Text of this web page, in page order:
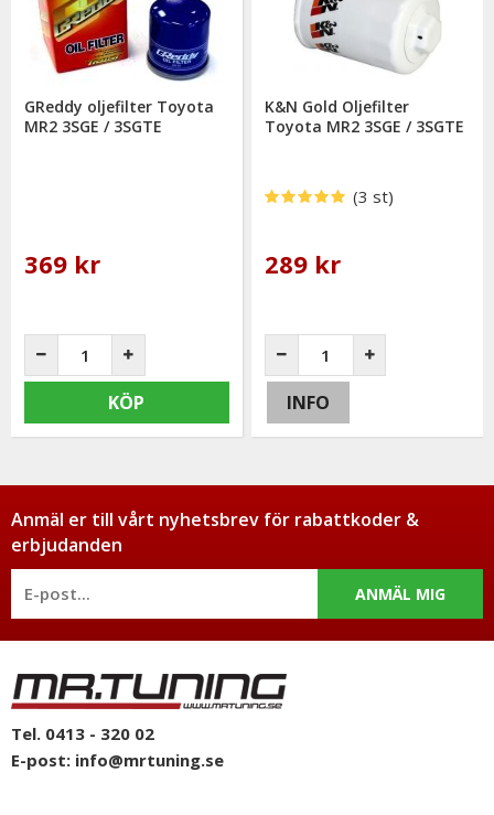
GReddy oljefilter Toyota
MR2 3SGE / 3SGTE
369 kr
KÖP
K&N Gold Oljefilter
Toyota MR2 3SGE / 3SGTE
(3 st)
289 kr
INFO
Anmäl er till vårt nyhetsbrev för rabattkoder &
erbjudanden
ANMÄL MIG
Tel. 0413 - 320 02
E-post: info@mrtuning.se